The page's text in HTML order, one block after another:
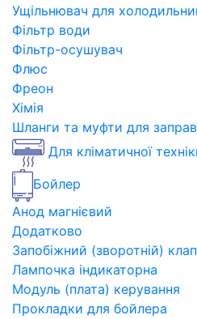
Ущільнювач для
Фільтр води
Фільтр-осушувач
Флюс
Фреон
Хімія
Шланги та муфти для
Для кліматичної
Бойлер
Анод магнієвий
Додатково
Запобіжний (зворотній)
Лампочка індикаторна
Модуль (плата) керування
Прокладки для бойлера